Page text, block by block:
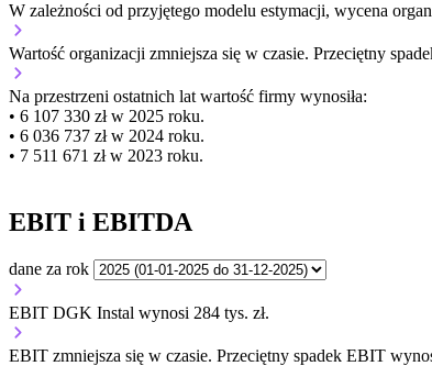
W zależności od przyjętego modelu estymacji, wycena
Wartość organizacji zmniejsza się w czasie. Przeciętny
Na przestrzeni ostatnich lat wartość firmy wynosiła:
• 6 107 330 zł w 2025 roku.
• 6 036 737 zł w 2024 roku.
• 7 511 671 zł w 2023 roku.
EBIT i EBITDA
dane za rok
EBIT DGK Instal wynosi 284 tys. zł.
EBIT zmniejsza się w czasie. Przeciętny spadek EBIT